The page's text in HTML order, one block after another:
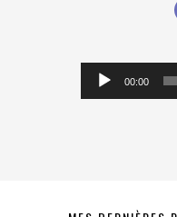
Lecteur
audio
00:00